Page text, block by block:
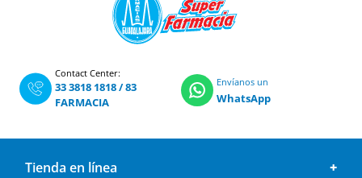
Contact Center:
33 3818 1818/83
FARMACIA
Envíanos un
WhatsApp
Tienda en línea